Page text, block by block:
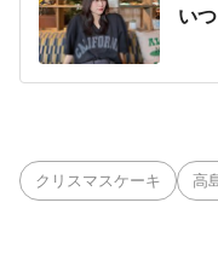
い
クリスマスケーキ 高